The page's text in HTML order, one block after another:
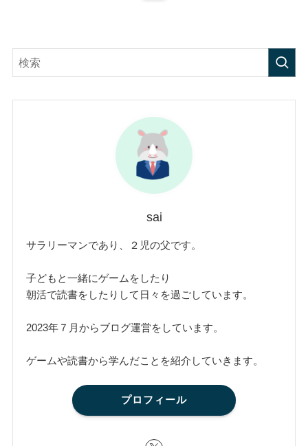
sai
サラリーマンであり、２児の父です。
子どもと一緒にゲームをしたり
朝活で読書をしたりして日々を過ごしています。
2023年７月からブログ運営をしています。
ゲームや読書から学んだことを紹介していきます。
プロフィール